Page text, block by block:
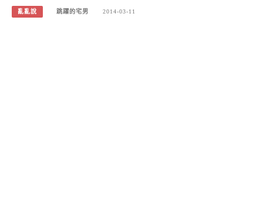
亂亂說 跳躍的宅男 2014-03-11